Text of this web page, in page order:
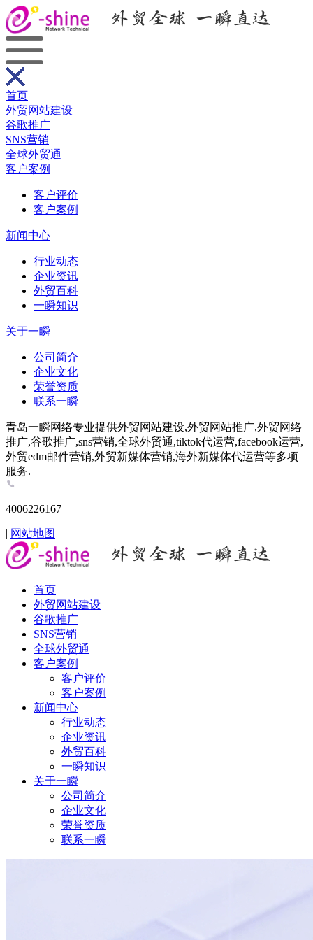
首页
外贸网站建设
谷歌推广
SNS营销
全球外贸通
客户案例
客户评价
客户案例
新闻中心
行业动态
企业资讯
外贸百科
一瞬知识
关于一瞬
公司简介
企业文化
荣誉资质
联系一瞬
青岛一瞬网络专业提供外贸网站建设,外贸网站推广,外贸网络
推广,谷歌推广,sns营销,全球外贸通,tiktok代运营,facebook运营,
外贸edm邮件营销,外贸新媒体营销,海外新媒体代运营等多项
服务.
4006226167
| 网站地图
首页
外贸网站建设
谷歌推广
SNS营销
全球外贸通
客户案例
客户评价
客户案例
新闻中心
行业动态
企业资讯
外贸百科
一瞬知识
关于一瞬
公司简介
企业文化
荣誉资质
联系一瞬